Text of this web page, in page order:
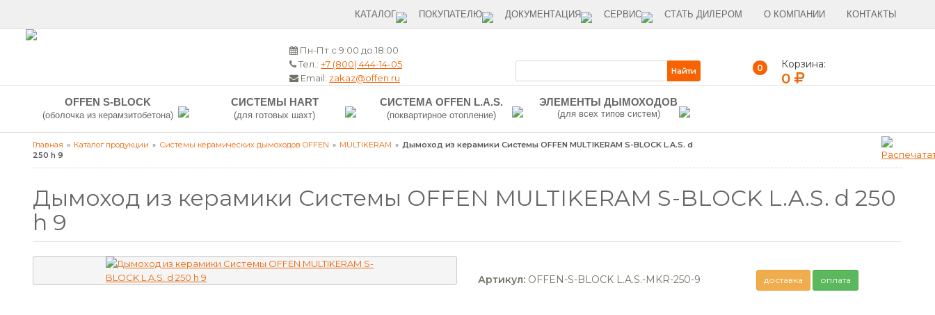
КАТАЛОГ ПОКУПАТЕЛЮ ДОКУМЕНТАЦИЯ СЕРВИС СТАТЬ ДИЛЕРОМ О КОМПАНИИ КОНТАКТЫ
Пн-Пт с 9:00 до 18:00
Тел.:+7 (800) 444-14-05
Email: zakaz@offen.ru
0 Корзина:
0
OFFEN S-BLOCK
(оболочка из керамзитобетона)
СИСТЕМЫ HART
(для готовых шахт)
СИСТЕМА OFFEN L.A.S.
(поквартирное отопление)
ЭЛЕМЕНТЫ ДЫМОХОДОВ
(для всех типов систем)
Главная Каталог продукции Системы керамических дымоходов OFFEN MULTIKERAM
Дымоход из керамики Системы OFFEN MULTIKERAM S-BLOCK L.A.S. d
250 h 9
Дымоход из керамики Системы OFFEN MULTIKERAM S-BLOCK L.A.S. d 250
h 9
Артикул: OFFEN-S-BLOCK L.A.S.-MKR-250-9 доставка оплата